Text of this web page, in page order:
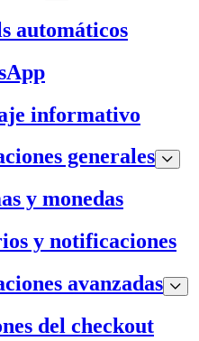
automáticos
informativo
generales
y monedas
y notificaciones
avanzadas
del checkout